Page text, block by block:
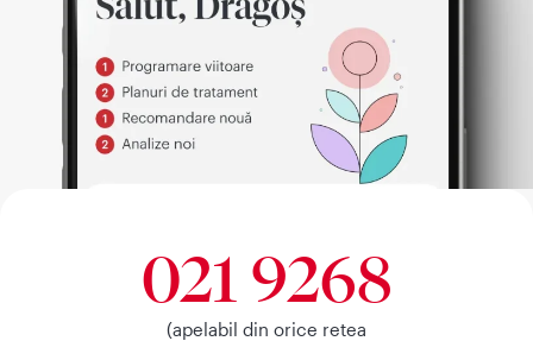
021 9268
(apelabil din orice retea